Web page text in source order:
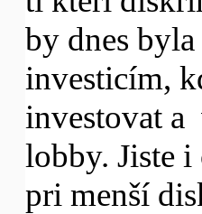
by dnes
investicím,
investovat
lobby. Jiste
pri menší